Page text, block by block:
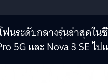
นระดับกลางรุ่นล่าสุดใ
5G และ Nova 8 SE ไป